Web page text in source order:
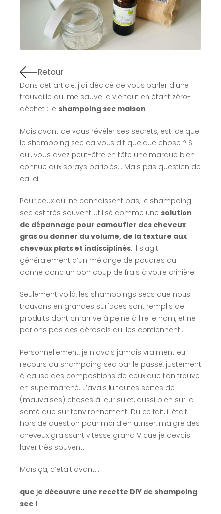
Retour
Dans cet article, j’ai décidé de vous parler d’une
trouvaille qui me sauve la vie tout en étant zéro-
déchet : le shampoing sec maison !
Mais avant de vous révéler ses secrets, est-ce que
le shampoing sec ça vous dit quelque chose ? Si
oui, vous avez peut-être en tête une marque bien
connue aux sprays bariolés… Mais pas question de
ça ici !
Pour ceux qui ne connaissent pas, le shampoing
sec est très souvent utilisé comme une solution
de dépannage pour camoufler des cheveux
gras ou donner du volume, de la texture aux
cheveux plats et indisciplinés. Il s’agit
généralement d’un mélange de poudres qui
donne donc un bon coup de frais à votre crinière !
Seulement voilà, les shampoings secs que nous
trouvons en grandes surfaces sont remplis de
produits dont on arrive à peine à lire le nom, et ne
parlons pas des aérosols qui les contiennent…
Personnellement, je n’avais jamais vraiment eu
recours au shampoing sec par le passé, justement
à cause des compositions de ceux que l’on trouve
en supermarché. J’avais lu toutes sortes de
(mauvaises) choses à leur sujet, aussi bien sur la
santé que sur l’environnement. Du ce fait, il était
hors de question pour moi d’en utiliser, malgré des
cheveux graissant vitesse grand V que je devais
laver très souvent.
Mais ça, c’était avant…
que je découvre une recette DIY de shampoing
sec !